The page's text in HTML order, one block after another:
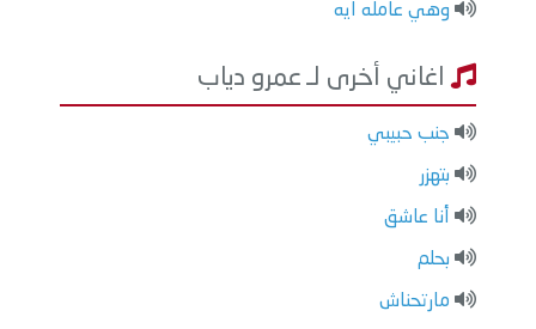
وهي عامله ايه
اغاني أخرى لـ عمرو دياب
جنب حبيبي
بتهزر
أنا عاشق
بحلم
مارتحناش